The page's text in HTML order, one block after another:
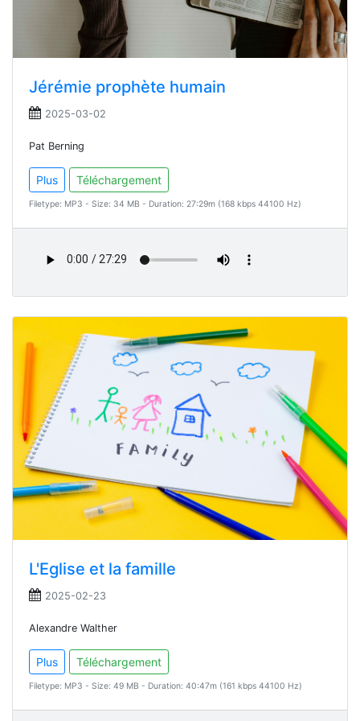
Jérémie prophète humain
2025-03-02
Pat Berning
Plus Téléchargement
Filetype: MP3 - Size: 34 MB - Duration: 27:29m (168 kbps 44100 Hz)
L'Eglise et la famille
2025-02-23
Alexandre Walther
Plus Téléchargement
Filetype: MP3 - Size: 49 MB - Duration: 40:47m (161 kbps 44100 Hz)